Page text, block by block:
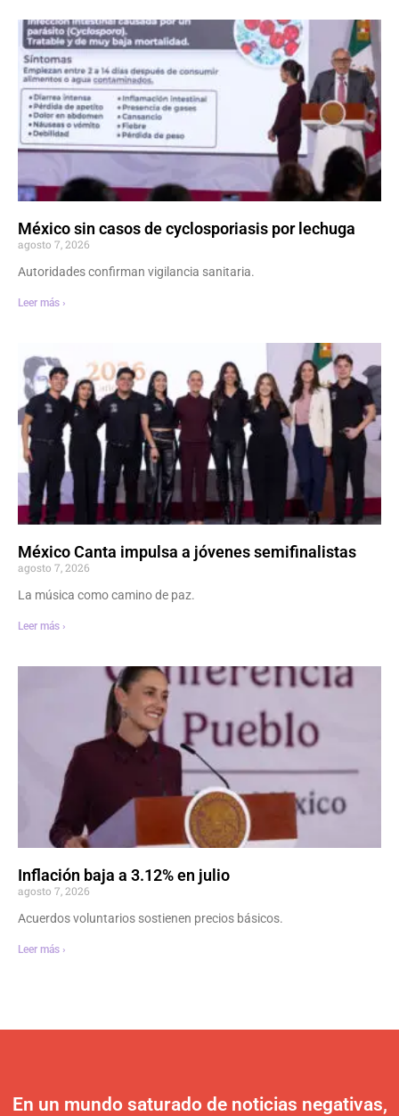
México sin casos de cyclosporiasis por lechuga
agosto 7, 2026
Autoridades confirman vigilancia sanitaria.
Leer más ›
México Canta impulsa a jóvenes semifinalistas
agosto 7, 2026
La música como camino de paz.
Leer más ›
Inflación baja a 3.12% en julio
agosto 7, 2026
Acuerdos voluntarios sostienen precios básicos.
Leer más ›
En un mundo saturado de noticias negativas,